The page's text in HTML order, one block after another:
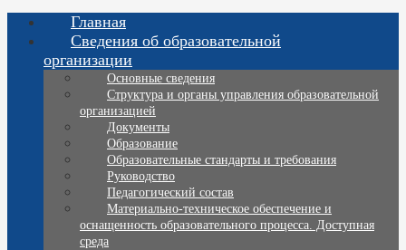
Главная
Сведения об образовательной
организации
Основные сведения
Структура и органы управления образовательной
организацией
Документы
Образование
Образовательные стандарты и требования
Руководство
Педагогический состав
Материально-техническое обеспечение и
оснащенность образовательного процесса. Доступная
среда